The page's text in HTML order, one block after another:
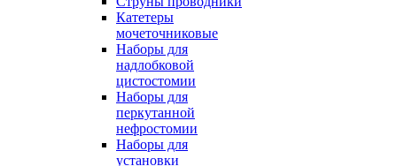
Катетеры
мочеточниковые
Наборы для
надлобковой
цистостомии
Наборы для
перкутанной
нефростомии
Наборы для
установки